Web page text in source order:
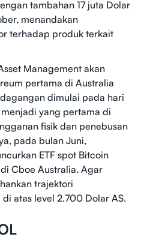
tambahan 17 juta Dolar
menandakan
terhadap produk terkait
Management akan
pertama di Australia
dimulai pada hari
yang pertama di
fisik dan penebusan
pada bulan Juni,
ETF spot Bitcoin
Cboe Australia. Agar
trajektori
atas level 2.700 Dolar AS.